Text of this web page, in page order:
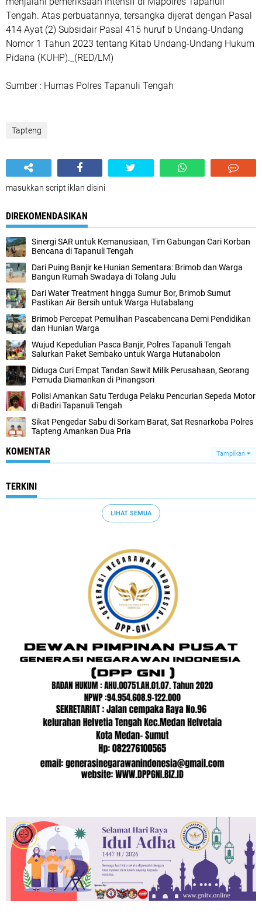
Tengah. Atas perbuatannya, tersangka dijerat dengan Pasal
414 Ayat (2) Subsidair Pasal 415 huruf b Undang-Undang
Nomor 1 Tahun 2023 tentang Kitab Undang-Undang Hukum
Pidana (KUHP)._(RED/LM)
Sumber : Humas Polres Tapanuli Tengah
Tapteng
masukkan script iklan disini
DIREKOMENDASIKAN
Sinergi SAR untuk Kemanusiaan, Tim Gabungan Cari Korban
Bencana di Tapanuli Tengah
Dari Puing Banjir ke Hunian Sementara: Brimob dan Warga
Bangun Rumah Swadaya di Tolang Julu
Dari Water Treatment hingga Sumur Bor, Brimob Sumut
Pastikan Air Bersih untuk Warga Hutabalang
Brimob Percepat Pemulihan Pascabencana Demi Pendidikan
dan Hunian Warga
Wujud Kepedulian Pasca Banjir, Polres Tapanuli Tengah
Salurkan Paket Sembako untuk Warga Hutanabolon
Diduga Curi Empat Tandan Sawit Milik Perusahaan, Seorang
Pemuda Diamankan di Pinangsori
Polisi Amankan Satu Terduga Pelaku Pencurian Sepeda Motor
di Badiri Tapanuli Tengah
Sikat Pengedar Sabu di Sorkam Barat, Sat Resnarkoba Polres
Tapteng Amankan Dua Pria
KOMENTAR Tampilkan
TERKINI
LIHAT SEMUA